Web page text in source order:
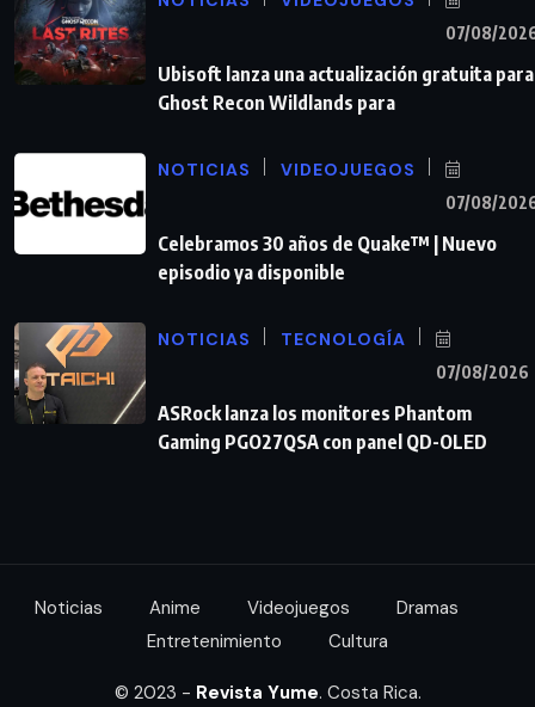
07/08/
Ubisoft lanza una actualización gratuita para
Ghost Recon Wildlands para
NOTICIAS VIDEOJUEGOS
07/08/
Celebramos 30 años de Quake™ | Nuevo
episodio ya disponible
NOTICIAS TECNOLOGÍA
07/08/2026
ASRock lanza los monitores Phantom
Gaming PGO27QSA con panel QD-OLED
Noticias Anime Videojuegos
Dramas
Entretenimiento
Cultura
© 2023 - Revista Yume. Costa Rica.